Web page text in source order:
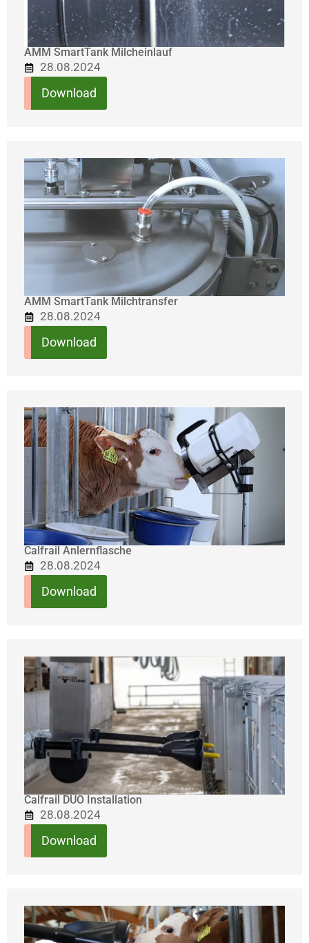
AMM SmartTank Milcheinlauf
28.08.2024
Download
AMM SmartTank Milchtransfer
28.08.2024
Download
Calfrail Anlernflasche
28.08.2024
Download
Calfrail DUO Installation
28.08.2024
Download